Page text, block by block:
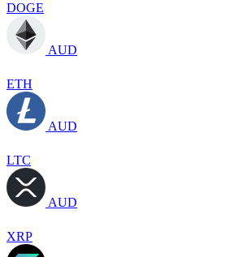
DOGE
AUD
ETH
AUD
LTC
AUD
XRP